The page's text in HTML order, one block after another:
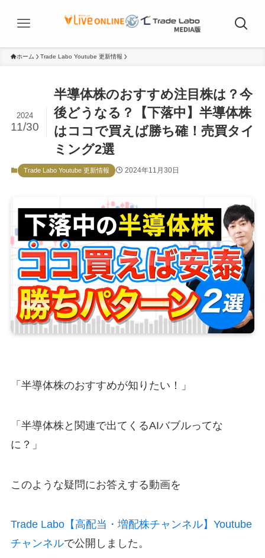
ホーム Trade Labo Youtube 更新情報
半導体株のおすすめ注目株は？今
後どうなる？【下落中】半導体株
はココで買えば勝ち確！売買タイ
ミング2選
2024
11/30
Trade Labo Youtube 更新情報 2024年11月30日
「半導体株のおすすめが知りたい！」
「半導体株と関連で出てくるAIバブルってな
に？」
このような疑問にお答えする動画を
Trade Labo【高配当・増配株チャンネル】Youtube
チャンネルで公開しました。